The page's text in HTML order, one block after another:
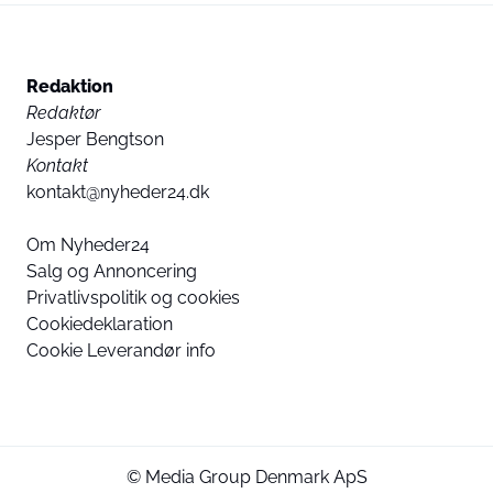
Redaktion
Redaktør
Jesper Bengtson
Kontakt
kontakt@nyheder24.dk
Om Nyheder24
Salg og Annoncering
Privatlivspolitik og cookies
Cookiedeklaration
Cookie Leverandør info
© Media Group Denmark ApS